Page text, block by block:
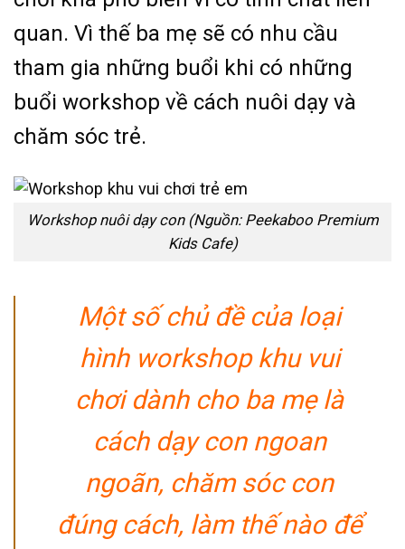
quan. Vì thế ba mẹ sẽ có nhu cầu
tham gia những buổi khi có những
buổi workshop về cách nuôi dạy và
chăm sóc trẻ.
Workshop nuôi dạy con (Nguồn: Peekaboo Premium
Kids Cafe)
Một số chủ đề của loại
hình workshop khu vui
chơi dành cho ba mẹ là
cách dạy con ngoan
ngoãn, chăm sóc con
đúng cách, làm thế nào để